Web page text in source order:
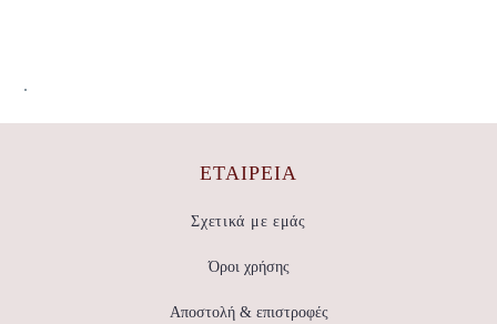
.
ΕΤΑΙΡΕΊΑ
Σχετικά με εμάς
Όροι χρήσης
Αποστολή & επιστροφές